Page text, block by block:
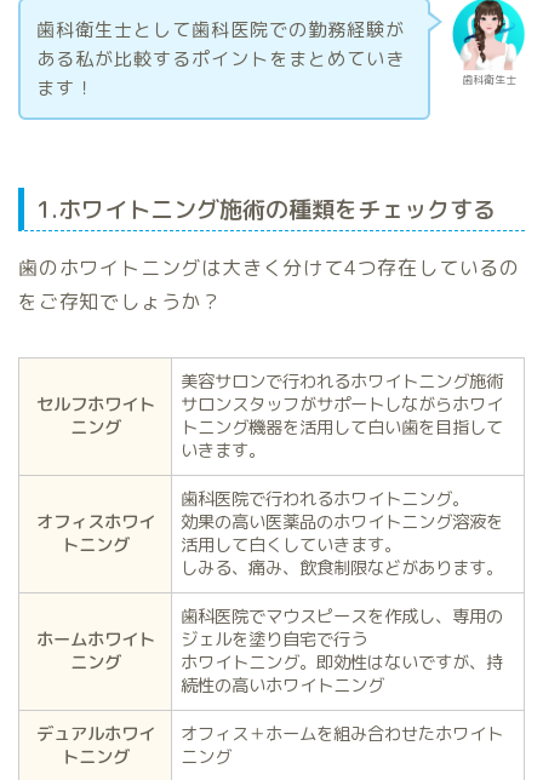
歯科衛生士
歯科衛生士として歯科医院での勤務経験が
ある私が比較するポイントをまとめていき
ます！
1.ホワイトニング施術の種類をチェックする
歯のホワイトニングは大きく分けて4つ存在しているの
をご存知でしょうか？
セルフホワイト
ニング
美容サロンで行われるホワイトニング施術
サロンスタッフがサポートしながらホワイ
トニング機器を活用して白い歯を目指して
いきます。
オフィスホワイ
トニング
歯科医院で行われるホワイトニング。
効果の高い医薬品のホワイトニング溶液を
活用して白くしていきます。
しみる、痛み、飲食制限などがあります。
ホームホワイト
ニング
歯科医院でマウスピースを作成し、専用の
ジェルを塗り自宅で行う
ホワイトニング。即効性はないですが、持
続性の高いホワイトニング
デュアルホワイ
トニング
オフィス＋ホームを組み合わせたホワイト
ニング